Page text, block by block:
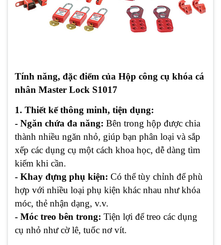
Tính năng, đặc điểm của Hộp công cụ khóa cá
nhân Master Lock S1017
1. Thiết kế thông minh, tiện dụng:
- Ngăn chứa đa năng: Bên trong hộp được chia
thành nhiều ngăn nhỏ, giúp bạn phân loại và sắp
xếp các dụng cụ một cách khoa học, dễ dàng tìm
kiếm khi cần.
- Khay đựng phụ kiện: Có thể tùy chỉnh để phù
hợp với nhiều loại phụ kiện khác nhau như khóa
móc, thẻ nhận dạng, v.v.
- Móc treo bên trong: Tiện lợi để treo các dụng
cụ nhỏ như cờ lê, tuốc nơ vít.